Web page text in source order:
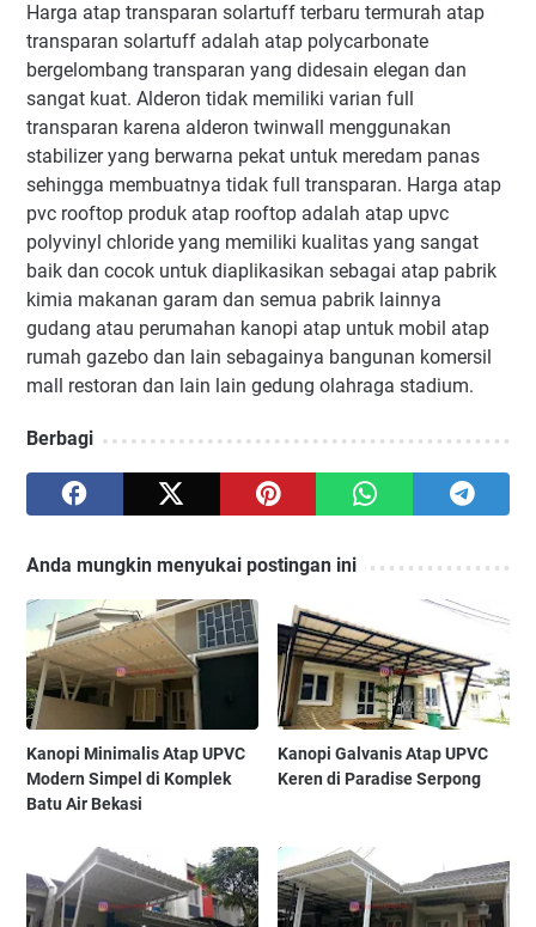
Harga atap transparan solartuff terbaru termurah atap
transparan solartuff adalah atap polycarbonate
bergelombang transparan yang didesain elegan dan
sangat kuat. Alderon tidak memiliki varian full
transparan karena alderon twinwall menggunakan
stabilizer yang berwarna pekat untuk meredam panas
sehingga membuatnya tidak full transparan. Harga atap
pvc rooftop produk atap rooftop adalah atap upvc
polyvinyl chloride yang memiliki kualitas yang sangat
baik dan cocok untuk diaplikasikan sebagai atap pabrik
kimia makanan garam dan semua pabrik lainnya
gudang atau perumahan kanopi atap untuk mobil atap
rumah gazebo dan lain sebagainya bangunan komersil
mall restoran dan lain lain gedung olahraga stadium.
Berbagi
Anda mungkin menyukai postingan ini
Kanopi Minimalis Atap UPVC
Modern Simpel di Komplek
Batu Air Bekasi
Kanopi Galvanis Atap UPVC
Keren di Paradise Serpong